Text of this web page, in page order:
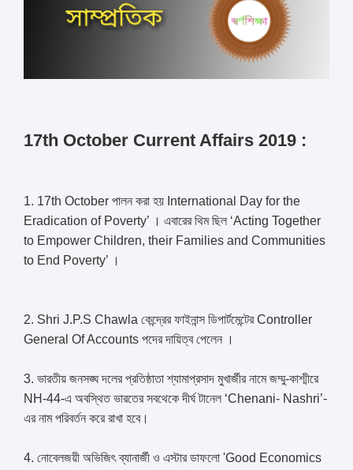
17th October Current Affairs 2019 :
1. 17th October পালন করা হয় International Day for the
Eradication of Poverty’ । এবারের থিম ছিল ‘Acting Together
to Empower Children, their Families and Communities
to End Poverty’ ।
2. Shri J.P.S Chawla কেন্দ্রের ফাইনান্স ডিপার্টমেন্টের Controller
General Of Accounts পদের দায়িত্ব পেলেন ।
3. ভারতীয় জনসঙ্ঘ দলের প্রতিষ্ঠাতা শ্যামাপ্রসাদ মুখার্জীর নামে জম্মু-কাশ্মীরে
NH-44-এ অবস্থিত ভারতের সবথেকে দীর্ঘ টানেল ‘Chenani- Nashri’-
এর নাম পরিবর্তন করে রাখা হবে।
4. নোবেলজয়ী অভিজিৎ ব্যানার্জী ও এস্টার ডাফলো 'Good Economics